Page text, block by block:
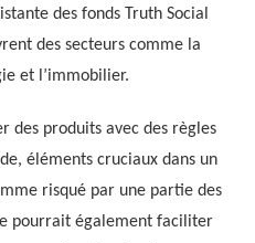
des fonds Truth Social
des secteurs comme la
et l’immobilier.
des produits avec des règles
éléments cruciaux dans un
risqué par une partie des
pourrait également faciliter